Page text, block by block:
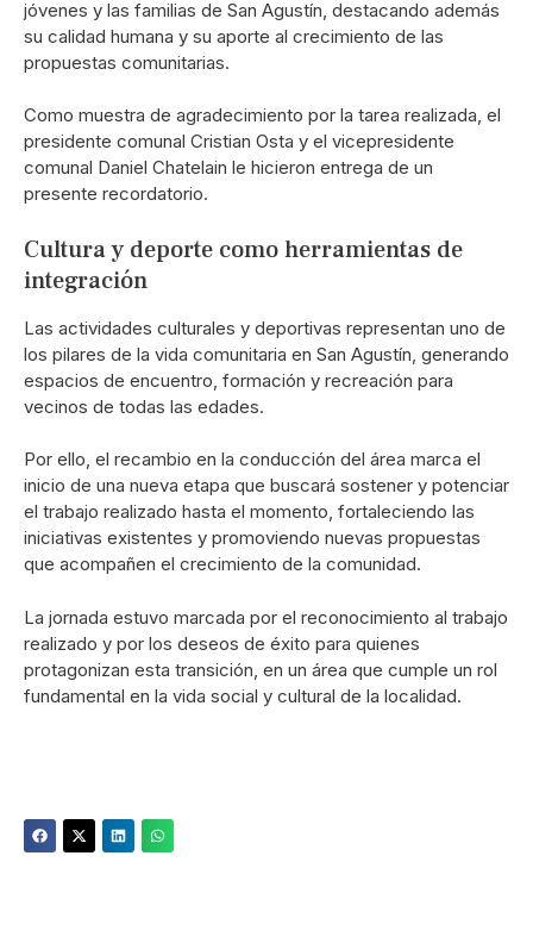
jóvenes y las familias de San Agustín, destacando además
su calidad humana y su aporte al crecimiento de las
propuestas comunitarias.
Como muestra de agradecimiento por la tarea realizada, el
presidente comunal Cristian Osta y el vicepresidente
comunal Daniel Chatelain le hicieron entrega de un
presente recordatorio.
Cultura y deporte como herramientas de
integración
Las actividades culturales y deportivas representan uno de
los pilares de la vida comunitaria en San Agustín, generando
espacios de encuentro, formación y recreación para
vecinos de todas las edades.
Por ello, el recambio en la conducción del área marca el
inicio de una nueva etapa que buscará sostener y potenciar
el trabajo realizado hasta el momento, fortaleciendo las
iniciativas existentes y promoviendo nuevas propuestas
que acompañen el crecimiento de la comunidad.
La jornada estuvo marcada por el reconocimiento al trabajo
realizado y por los deseos de éxito para quienes
protagonizan esta transición, en un área que cumple un rol
fundamental en la vida social y cultural de la localidad.